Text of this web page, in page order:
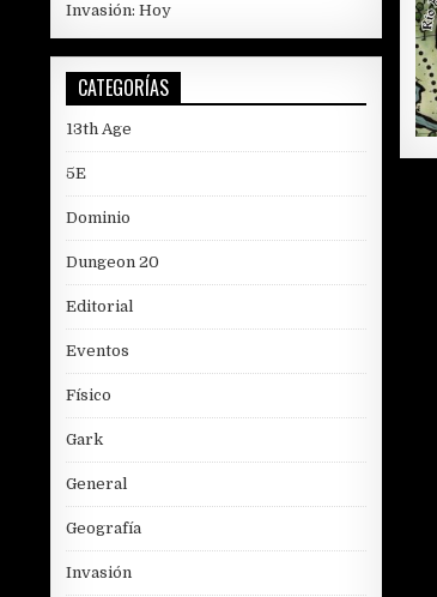
Invasión: Hoy
CATEGORÍAS
13th Age
5E
Dominio
Dungeon 20
Editorial
Eventos
Físico
Gark
General
Geografía
Invasión